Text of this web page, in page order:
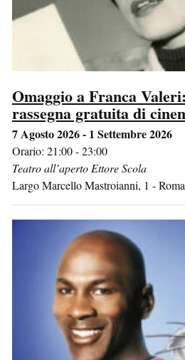
Omaggio a Franca
rassegna gratuita di
7 Agosto 2026 - 1 Settembre 2026
Orario: 21:00 - 23:00
Teatro all’aperto Ettore Scola
Largo Marcello Mastroianni, 1 -Roma